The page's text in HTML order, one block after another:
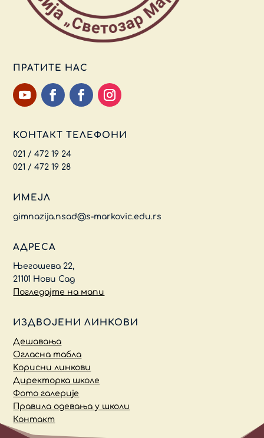
ПРАТИТЕ НАС
КОНТАКТ ТЕЛЕФОНИ
021 / 472 19 24
021 / 472 19 28
ИМЕЈЛ
gimnazija.nsad@s-markovic.edu.rs
АДРЕСА
Његошева 22,
21101 Нови Сад
Погледајте на мапи
ИЗДВОЈЕНИ ЛИНКОВИ
Дешавања
Огласна табла
Kорисни линкови
Директорка школе
Фото галерије
Правила одевања у школи
Контакт